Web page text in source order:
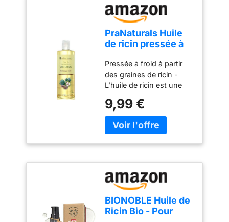
PraNaturals Huile
de ricin pressée à
naturel végétalien
Pressée à froid à partir
des graines de ricin -
L’huile de ricin est une
en pressant les graines
du ricin commun. La
méthode de pressage à
donné que la
température basse ne
décompose pas le
contenu nutritionnel et
n’affaiblit pas l’arôme ni
les composants
9,99 €
BIONOBLE Huile de
Ricin Bio - Pour